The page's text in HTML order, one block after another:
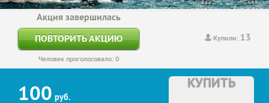
Купили: 13
Акция завершилась
ПОВТОРИТЬ АКЦИЮ
Человек проголосовало: 0
100 руб.
КУПИТЬ